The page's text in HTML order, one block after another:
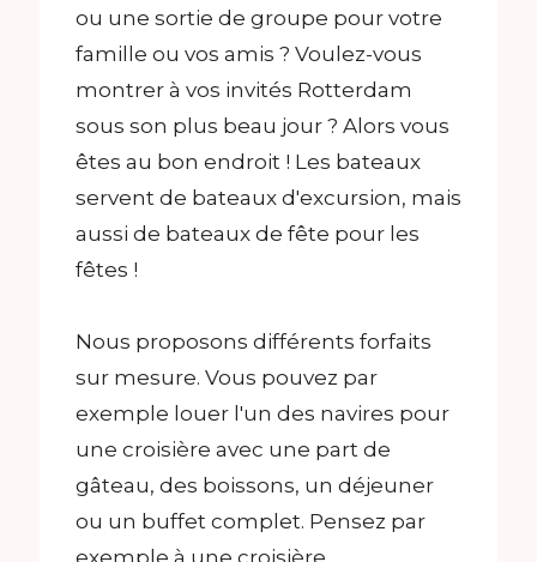
ou une sortie de groupe pour votre
famille ou vos amis ? Voulez-vous
montrer à vos invités Rotterdam
sous son plus beau jour ? Alors vous
êtes au bon endroit ! Les bateaux
servent de bateaux d'excursion, mais
aussi de bateaux de fête pour les
fêtes !
Nous proposons différents forfaits
sur mesure. Vous pouvez par
exemple louer l'un des navires pour
une croisière avec une part de
gâteau, des boissons, un déjeuner
ou un buffet complet. Pensez par
exemple à une croisière